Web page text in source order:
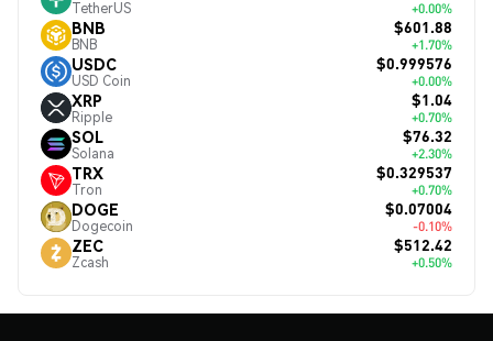
TetherUS +0.00%
BNB
BNB
$601.88
+1.70%
USDC
USD Coin
$0.999576
+0.00%
XRP
Ripple
$1.04
+0.70%
SOL
Solana
$76.32
+2.30%
TRX
Tron
$0.329537
+0.70%
DOGE
Dogecoin
$0.07004
-0.10%
ZEC
Zcash
$512.42
+0.50%